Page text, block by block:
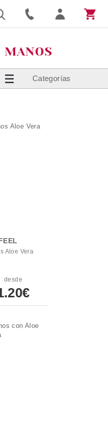
MANOS
Categorías
Aloe Vera
desde